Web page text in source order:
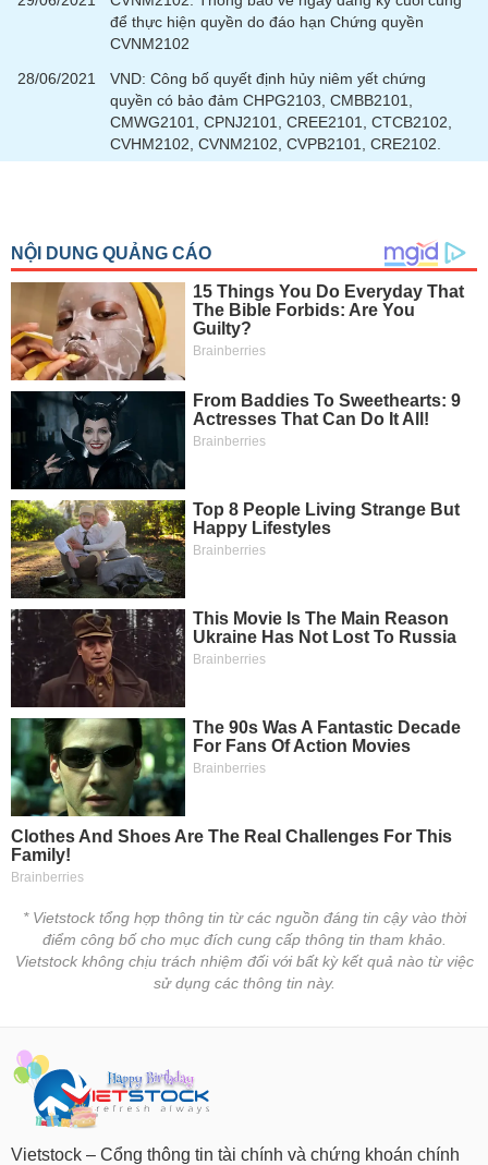
để thực hiện quyền do đáo hạn Chứng quyền
CVNM2102
28/06/2021
VND: Công bố quyết định hủy niêm yết chứng
quyền có bảo đảm CHPG2103, CMBB2101,
CMWG2101, CPNJ2101, CREE2101, CTCB2102,
CVHM2102, CVNM2102, CVPB2101, CRE2102.
* Vietstock tổng hợp thông tin từ các nguồn đáng tin cậy vào thời
điểm công bố cho mục đích cung cấp thông tin tham khảo.
Vietstock không chịu trách nhiệm đối với bất kỳ kết quả nào từ việc
sử dụng các thông tin này.
Vietstock – Cổng thông tin tài chính và chứng khoán chính